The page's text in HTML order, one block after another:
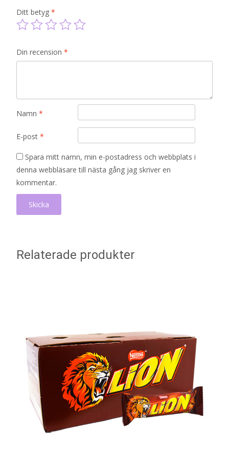
Ditt betyg *
Din recension *
Namn *
E-post *
Spara mitt namn, min e-postadress och webbplats i
denna webbläsare till nästa gång jag skriver en
kommentar.
Relaterade produkter